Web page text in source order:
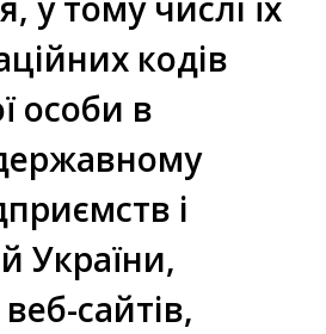
кодів
особи в
і
України,
сайтів,